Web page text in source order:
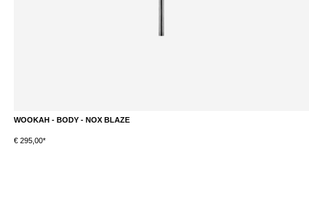
WOOKAH - BODY - NOX BLAZE
€ 295,00*